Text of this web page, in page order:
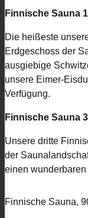
Finnische Sauna
Die heißeste
Erdgeschoss der
ausgiebige
unsere Eimer-
Verfügung.
Finnische Sauna
Unsere dritte
der
einen
Finnische Sauna,